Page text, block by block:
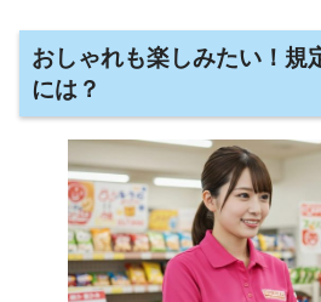
おしゃれも楽しみたい！規
には？